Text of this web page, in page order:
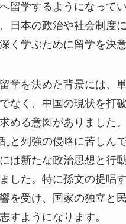
留学するようになって
日本の政治や社会制度
く学ぶために留学を決意
学を決めた背景には、
なく、中国の現状を打
める意図がありました
と列強の侵略に苦しん
は新たな政治思想と行
した。特に孫文の提唱
を受け、国家の独立と
すようになります。